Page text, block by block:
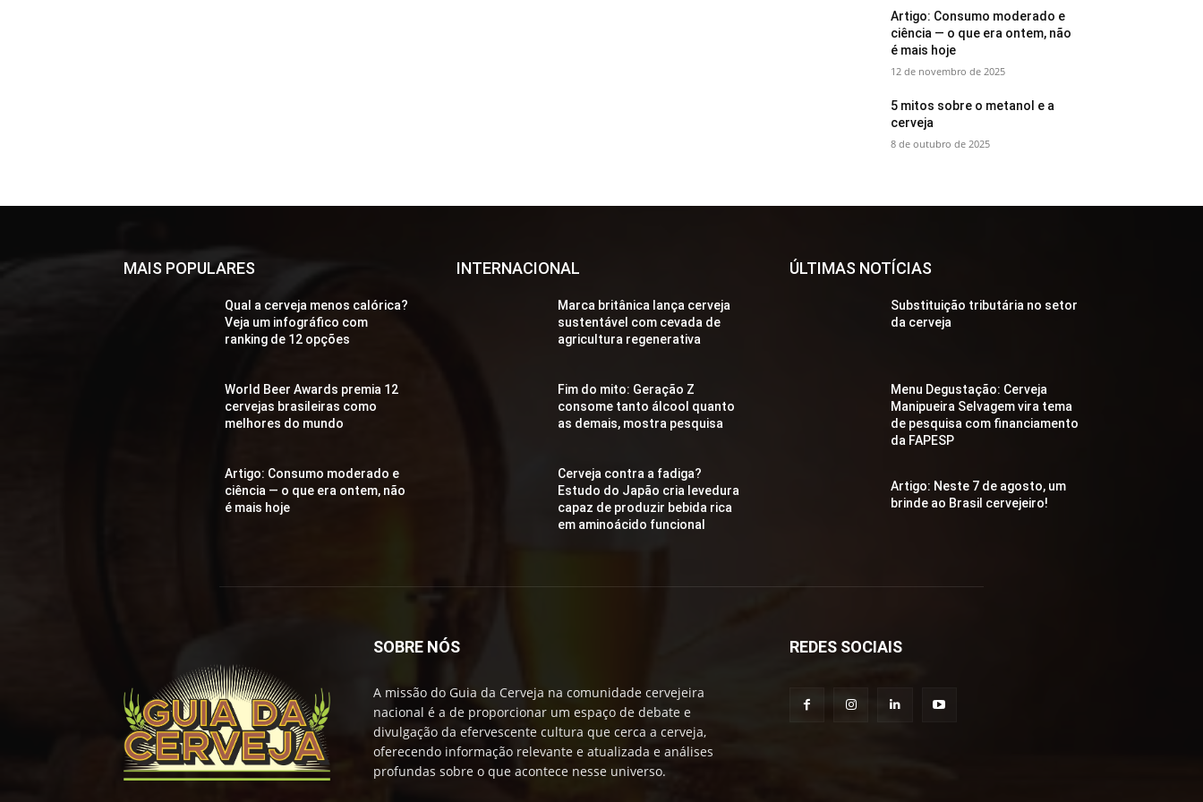
Artigo: Consumo moderado e
ciência — o que era ontem, não
é mais hoje
12 de novembro de 2025
5 mitos sobre o metanol e a
cerveja
8 de outubro de 2025
MAIS POPULARES
Qual a cerveja menos calórica?
Veja um infográfico com
ranking de 12 opções
World Beer Awards premia 12
cervejas brasileiras como
melhores do mundo
Artigo: Consumo moderado e
ciência — o que era ontem, não
é mais hoje
INTERNACIONAL
Marca britânica lança cerveja
sustentável com cevada de
agricultura regenerativa
Fim do mito: Geração Z
consome tanto álcool quanto
as demais, mostra pesquisa
Cerveja contra a fadiga?
Estudo do Japão cria levedura
capaz de produzir bebida rica
em aminoácido funcional
ÚLTIMAS NOTÍCIAS
Substituição tributária no setor
da cerveja
Menu Degustação: Cerveja
Manipueira Selvagem vira tema
de pesquisa com financiamento
da FAPESP
Artigo: Neste 7 de agosto, um
brinde ao Brasil cervejeiro!
SOBRE NÓS
A missão do Guia da Cerveja na comunidade cervejeira
nacional é a de proporcionar um espaço de debate e
divulgação da efervescente cultura que cerca a cerveja,
oferecendo informação relevante e atualizada e análises
profundas sobre o que acontece nesse universo.
REDES SOCIAIS